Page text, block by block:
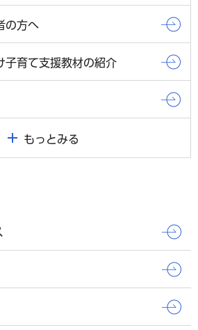
の方へ
子育て支援教材の紹介
もっとみる